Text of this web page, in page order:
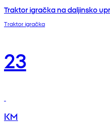
Traktor igračka na daljinsko
Traktor igračka
23
KM